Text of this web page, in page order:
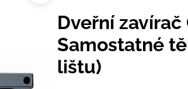
Dveřní zavírač
Samostatné
lištu)